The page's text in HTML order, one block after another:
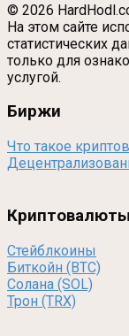
© 2026
На этом сайте
статистических
только для
услугой.
Биржи
Что такое
Криптовалюты
Стейблкоины
Биткойн (BTC)
Солана (SOL)
Трон (TRX)